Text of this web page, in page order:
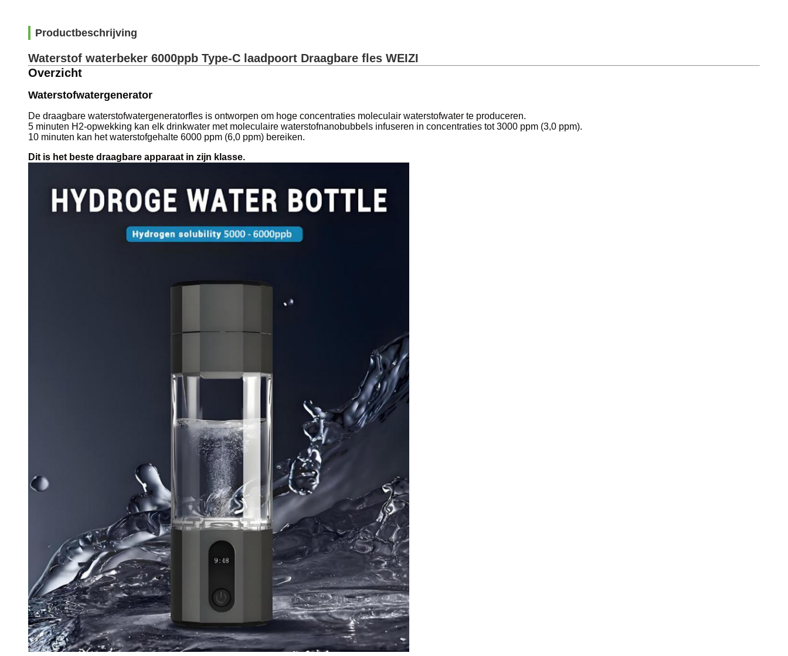
Productbeschrijving
Waterstof waterbeker 6000ppb Type-C laadpoort Draagbare fles WEIZI
Overzicht
Waterstofwatergenerator
De draagbare waterstofwatergeneratorfles is ontworpen om hoge concentraties moleculair waterstofwater te produceren.
5 minuten H2-opwekking kan elk drinkwater met moleculaire waterstofnanobubbels infuseren in concentraties tot 3000 ppm (3,0 ppm).
10 minuten kan het waterstofgehalte 6000 ppm (6,0 ppm) bereiken.
Dit is het beste draagbare apparaat in zijn klasse.